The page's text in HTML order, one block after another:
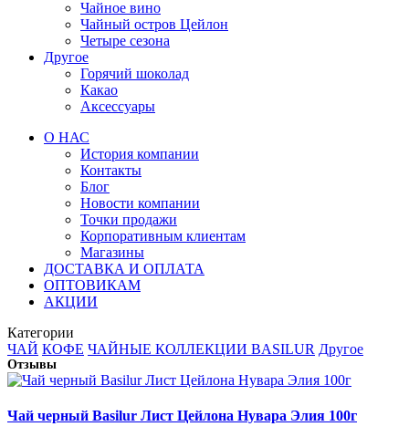
Чайное вино
Чайный остров Цейлон
Четыре сезона
Другое
Горячий шоколад
Какао
Аксессуары
О НАС
История компании
Контакты
Блог
Новости компании
Точки продажи
Корпоративным клиентам
Магазины
ДОСТАВКА И ОПЛАТА
ОПТОВИКАМ
АКЦИИ
Категории
ЧАЙ КОФЕ ЧАЙНЫЕ КОЛЛЕКЦИИ BASILUR Другое
Отзывы
Чай черный Basilur Лист Цейлона Нувара Элия 100г